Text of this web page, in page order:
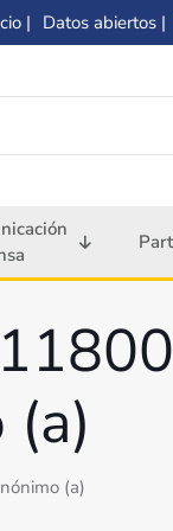
| Datos abiertos |
(a)